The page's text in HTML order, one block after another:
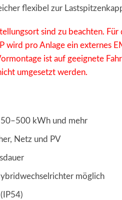
flexibel zur
sind zu beachten.
wird pro Anlage ein
ist auf geeignete
umgesetzt werden.
kWh und mehr
Netz und PV
möglich